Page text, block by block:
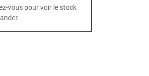
vous pour voir le stock